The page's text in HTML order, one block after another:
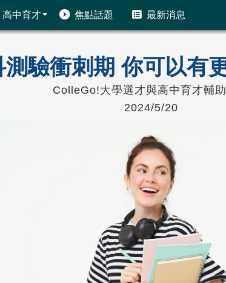
高中育才 焦點話題 最新消息
驗衝刺期 你可以有
ColleGo!大學選才與高中育才輔
2024/5/20